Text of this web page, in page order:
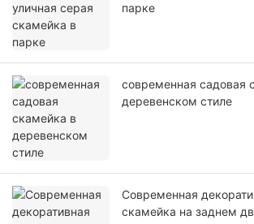
парке
современная садовая
деревенском стиле
Современная
скамейка на заднем